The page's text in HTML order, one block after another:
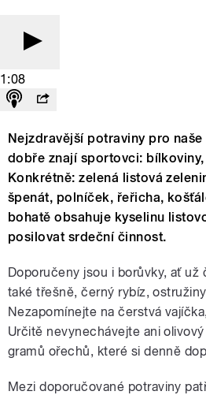
1:08
Nejzdravější potraviny pro
dobře znají sportovci:
Konkrétně: zelená listová
špenát, polníček, řeřicha,
bohatě obsahuje kyselinu
posilovat srdeční činnost.
Doporučeny jsou i borůvky, ať už
také třešně, černý rybíz,
Nezapomínejte na čerstvá
Určitě nevynechávejte ani
gramů ořechů, které si denně
Mezi doporučované potraviny